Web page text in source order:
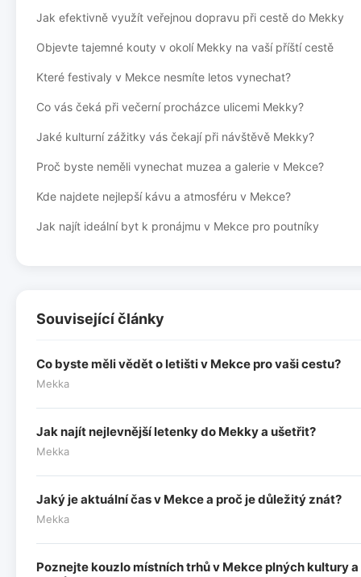
Jak efektivně využít veřejnou dopravu při cestě do Mekky
Objevte tajemné kouty v okolí Mekky na vaší příští cestě
Které festivaly v Mekce nesmíte letos vynechat?
Co vás čeká při večerní procházce ulicemi Mekky?
Jaké kulturní zážitky vás čekají při návštěvě Mekky?
Proč byste neměli vynechat muzea a galerie v Mekce?
Kde najdete nejlepší kávu a atmosféru v Mekce?
Jak najít ideální byt k pronájmu v Mekce pro poutníky
Související články
Co byste měli vědět o letišti v Mekce pro vaši cestu?
Mekka
Jak najít nejlevnější letenky do Mekky a ušetřit?
Mekka
Jaký je aktuální čas v Mekce a proč je důležitý znát?
Mekka
Poznejte kouzlo místních trhů v Mekce plných kultury a